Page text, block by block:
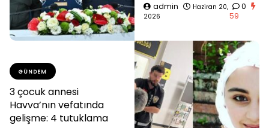
admin
Haziran 20,
2026
0
59
GÜNDEM
3 çocuk annesi
Havva’nın vefatında
gelişme: 4 tutuklama